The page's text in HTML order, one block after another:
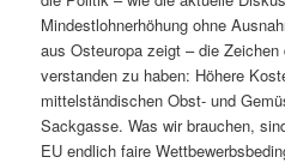
Mindestlohnerhöhung ohne
aus Osteuropa zeigt – die
verstanden zu haben: Höhere
mittelständischen Obst- und
Sackgasse. Was wir brauchen,
EU endlich faire